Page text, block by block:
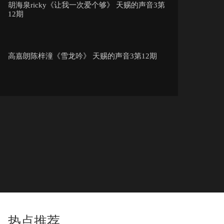
胡海泉ricky《让我一次爱个够》 天赐的声音3第
12期
高嘉朗陈梓潼《雪龙吟》 天赐的声音3第12期
期